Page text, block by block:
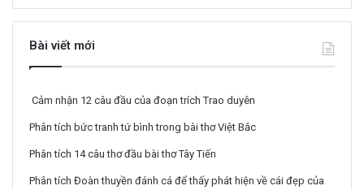
Bài viết mới
Cảm nhận 12 câu đầu của đoạn trích Trao duyên
Phân tích bức tranh tứ bình trong bài thơ Việt Bắc
Phân tích 14 câu thơ đầu bài thơ Tây Tiến
Phân tích Đoàn thuyền đánh cá để thấy phát hiện về cái đẹp của